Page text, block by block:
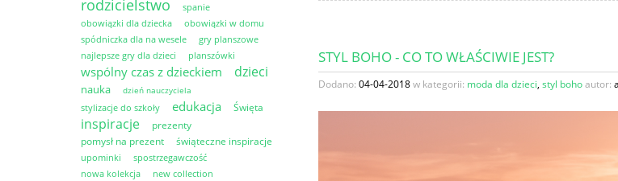
rodzicielstwo
spanie
obowiązki dla dziecka
obowiązki w domu
spódniczka dla na wesele
gry planszowe
najlepsze gry dla dzieci
planszówki
wspólny czas z dzieckiem dzieci
nauka dzień nauczyciela
stylizacje do szkoły edukacja Święta
inspiracje
prezenty
pomysł na prezent
świąteczne inspiracje
upominki
spostrzegawczość
nowa kolekcja
new collection
STYL BOHO - CO TO WŁAŚCIWIE JEST?
Dodano: 04-04-2018w kategorii: moda dla dzieci, styl bohoautor: